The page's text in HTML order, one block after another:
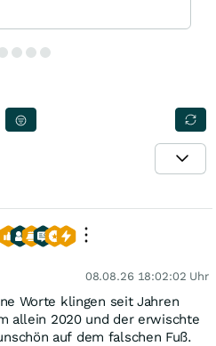
08.08.26 18:02:02 Uhr
Worte klingen seit Jahren
allein 2020 und der erwischte
auf dem falschen Fuß.